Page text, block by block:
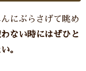
にぶらさげて眺め
ない時にはぜひと
。